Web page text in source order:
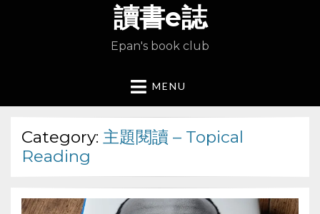
讀書e誌
Epan's book club
MENU
Category: 主題閱讀 – Topical
Reading